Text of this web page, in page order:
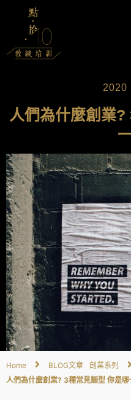
2020
人們為什麼創業
Home BLOG文章
創業系列
人們為什麼創業? 3種常見類型 你是哪